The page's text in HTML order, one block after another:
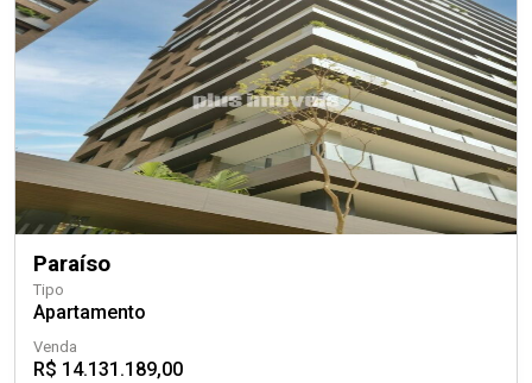
Paraíso
Tipo
Apartamento
Venda
R$ 14.131.189,00